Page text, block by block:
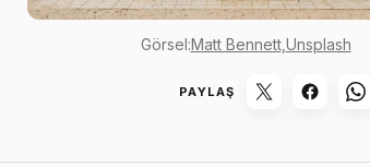
Görsel:Matt Bennett, Unsplash
PAYLAŞ